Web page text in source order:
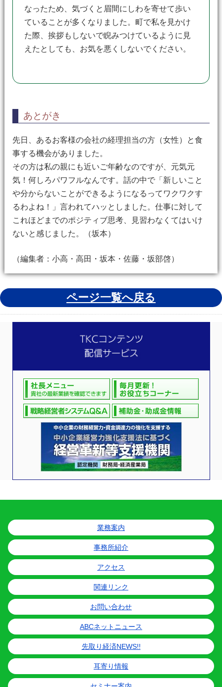
なったため、気づくと眉間にしわを寄せて歩い
ていることが多くなりました。町で私を見かけ
た際、挨拶もしないで睨みつけているように見
えたとしても、お気を悪くしないでください。
あとがき
先日、あるお客様の会社の経理担当の方（女性）と食
事する機会がありました。
その方は私の親にも近いご年齢なのですが、元気元
気！何しろパワフルなんです。話の中で「新しいこと
や分からないことができるようになるってワクワクす
るわよね！」言われてハッとしました。仕事に対して
これほどまでのポジティブ思考、見習わなくてはいけ
ないと感じました。（坂本）
（編集者：小高・高田・坂本・佐藤・坂部啓）
ページ一覧へ戻る
業務案内
事務所紹介
アクセス
関連リンク
お問い合わせ
ABCネットニュース
先取り経済NEWS!!
耳寄り情報